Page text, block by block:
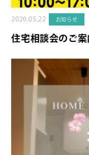
2026.05.22 お知らせ
住宅相談会のご